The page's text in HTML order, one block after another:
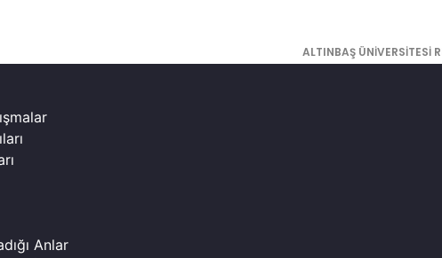
ALTINBAŞ ÜNİVERSİTESİ
Anlar